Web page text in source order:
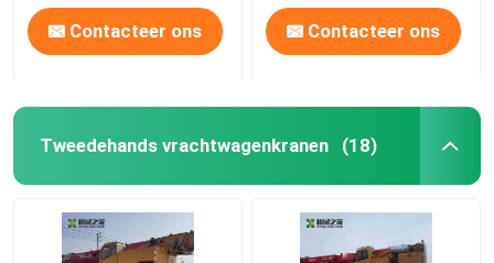
Contacteer ons Contacteer ons
Tweedehands vrachtwagenkranen (18)